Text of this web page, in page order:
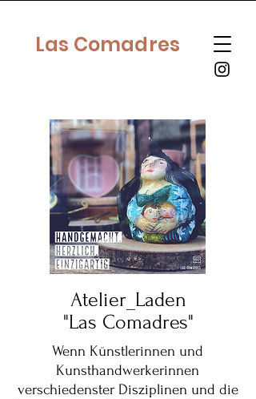
Las Comadres
Info
Atelier_Laden
"Las Comadres"
Wenn Künstlerinnen und
Kunsthandwerkerinnen
verschiedenster Disziplinen und die